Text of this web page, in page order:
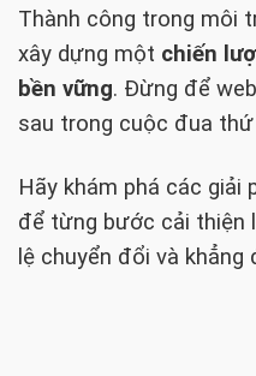
Thành công trong môi
xây dựng một chiến
bền vững. Đừng để
sau trong cuộc đua thứ
Hãy khám phá các giải
để từng bước cải thiện
lệ chuyển đổi và